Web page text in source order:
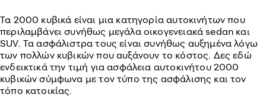
Τα 2000 κυβικά είναι μια κατηγορία αυτοκινήτων που
περιλαμβάνει συνήθως μεγάλα οικογενειακά sedan και
SUV. Τα ασφάλιστρα τους είναι συνήθως αυξημένα λόγω
των πολλών κυβικών που αυξάνουν το κόστος. Δες εδώ
ενδεικτικά την τιμή για ασφάλεια αυτοκινήτου 2000
κυβικών σύμφωνα με τον τύπο της ασφάλισης και τον
τόπο κατοικίας.